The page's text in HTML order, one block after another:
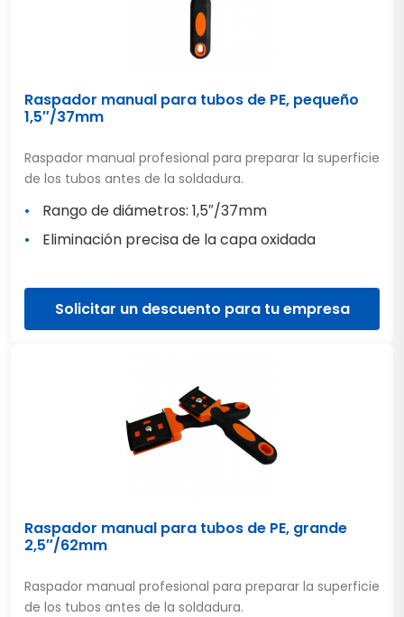
Raspador manual para tubos de PE, pequeño
1,5″/37mm
Raspador manual profesional para preparar la superficie
de los tubos antes de la soldadura.
Rango de diámetros: 1,5″/37mm
Eliminación precisa de la capa oxidada
Solicitar un descuento para tu empresa
Raspador manual para tubos de PE, grande
2,5″/62mm
Raspador manual profesional para preparar la superficie
de los tubos antes de la soldadura.